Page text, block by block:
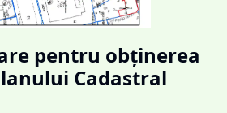
pentru obținerea
Cadastral